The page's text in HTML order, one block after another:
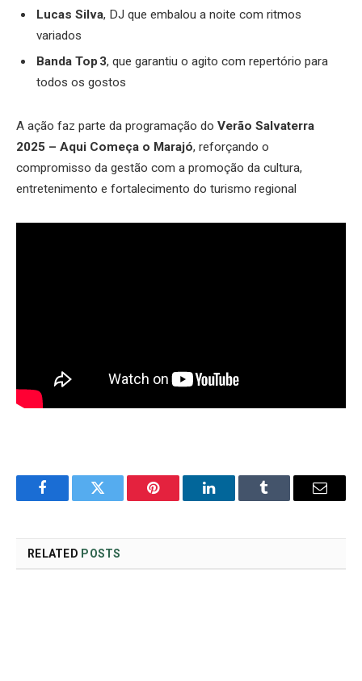
Lucas Silva, DJ que embalou a noite com ritmos
variados
Banda Top 3, que garantiu o agito com repertório para
todos os gostos
A ação faz parte da programação do Verão Salvaterra
2025 – Aqui Começa o Marajó, reforçando o
compromisso da gestão com a promoção da cultura,
entretenimento e fortalecimento do turismo regional
FacebookTwitter Pinterest LinkedInTumblr Email
RELATED POSTS